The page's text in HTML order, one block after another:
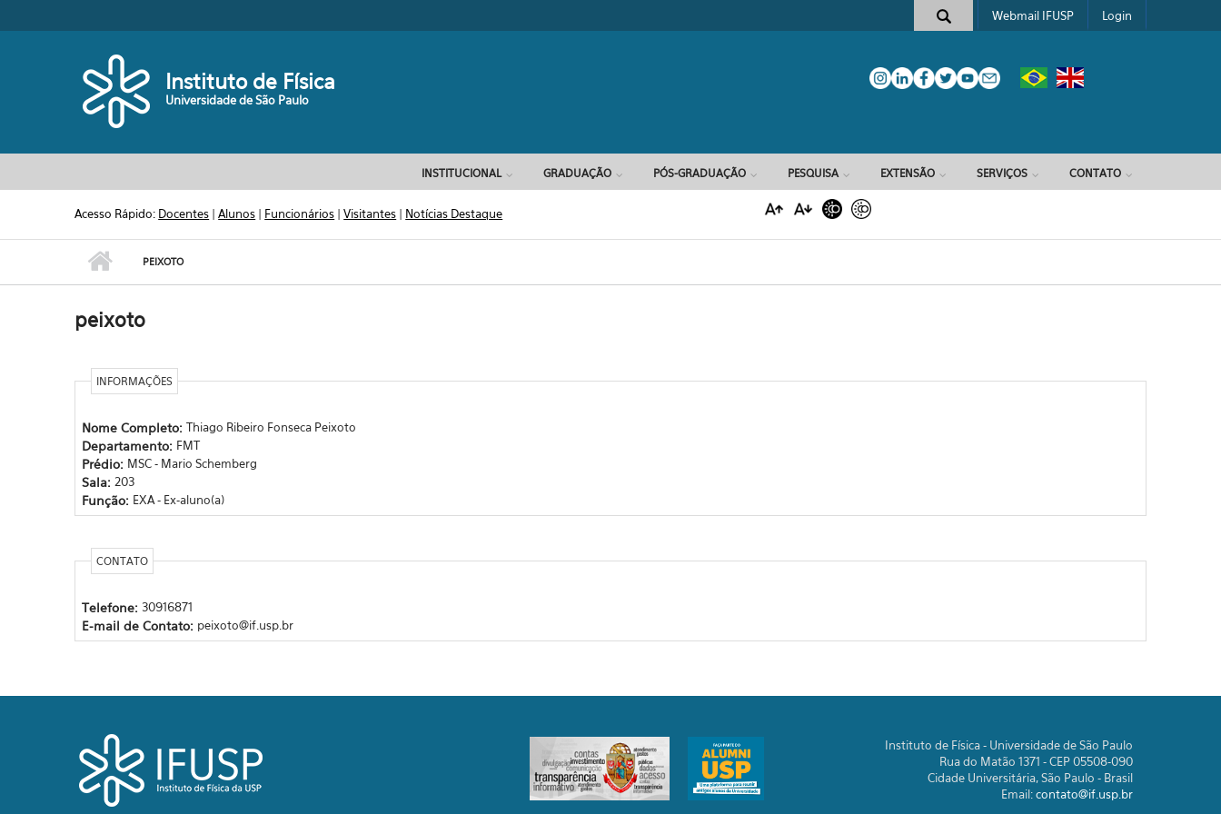
Formulário de busca
Webmail IFUSP Login
Instituto de Física
Universidade de São Paulo
INSTITUCIONAL GRADUAÇÃO PÓS-GRADUAÇÃO PESQUISA EXTENSÃO SERVIÇOS CONTATO
Acesso Rápido: Docentes |Alunos | Funcionários |Visitantes | Notícias Destaque
PEIXOTO
peixoto
INFORMAÇÕES
Nome Completo: Thiago Ribeiro Fonseca Peixoto
Departamento: FMT
Prédio: MSC - Mario Schemberg
Sala: 203
Função: EXA - Ex-aluno(a)
CONTATO
Telefone: 30916871
E-mail de Contato: peixoto@if.usp.br
Instituto de Física - Universidade de São Paulo
Rua do Matão 1371 - CEP 05508-090
Cidade Universitária, São Paulo - Brasil
Email:contato@if.usp.br